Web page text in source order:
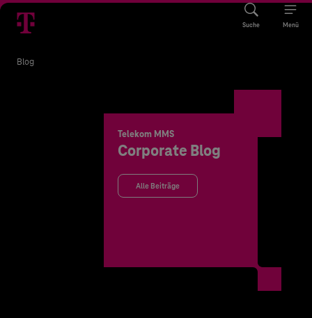
Suche Menü
Blog
Telekom MMS
Corporate Blog
Alle Beiträge